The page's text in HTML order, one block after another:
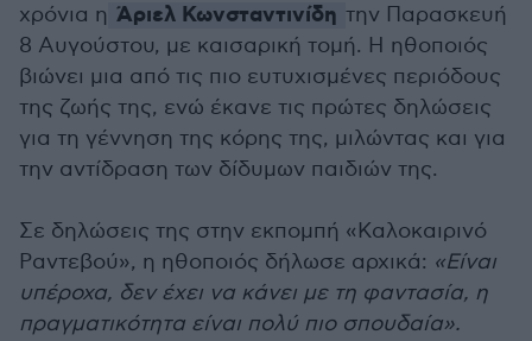
χρόνια η Άριελ Κωνσταντινίδη την Παρασκευή
8 Αυγούστου, με καισαρική τομή. Η ηθοποιός
βιώνει μια από τις πιο ευτυχισμένες περιόδους
της ζωής της, ενώ έκανε τις πρώτες δηλώσεις
για τη γέννηση της κόρης της, μιλώντας και για
την αντίδραση των δίδυμων παιδιών της.
Σε δηλώσεις της στην εκπομπή «Καλοκαιρινό
Ραντεβού», η ηθοποιός δήλωσε αρχικά: «Είναι
υπέροχα, δεν έχει να κάνει με τη φαντασία, η
πραγματικότητα είναι πολύ πιο σπουδαία».